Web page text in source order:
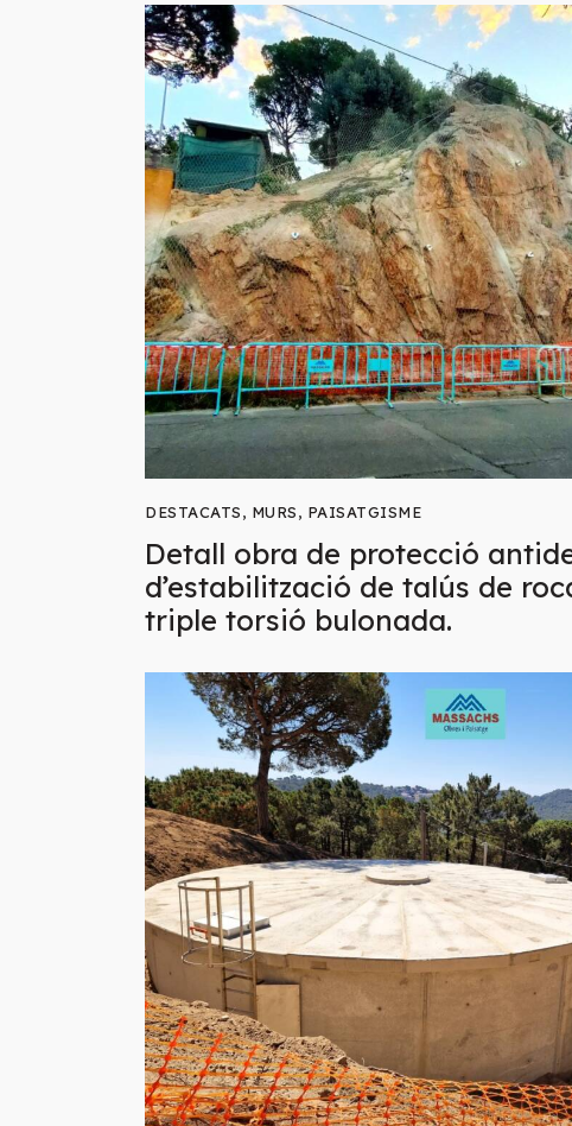
DESTACATS, MURS, PAISATGISME
Detall obra de protecció
d’estabilització de talús de
triple torsió bulonada.